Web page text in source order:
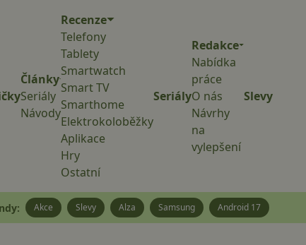
Články
Seriály
Návody
Recenze
Telefony
Tablety
Smartwatch
Smart TV
Smarthome
Elektrokoloběžky
Aplikace
Hry
Ostatní
Seriály
Redakce
Nabídka
práce
O nás
Návrhy
na
vylepšení
Slevy
Akce Slevy Alza Samsung Android 17